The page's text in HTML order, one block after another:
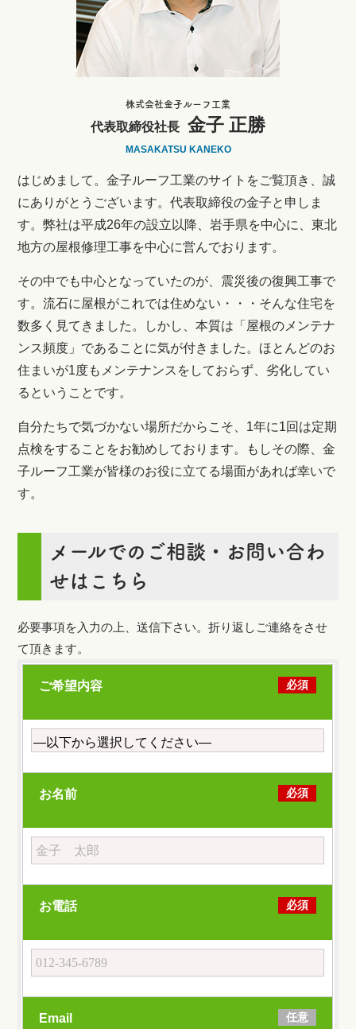
株式会社金子ルーフ工業
代表取締役社長 金子 正勝
MASAKATSU KANEKO
はじめまして。金子ルーフ工業のサイトをご覧頂き、誠
にありがとうございます。代表取締役の金子と申しま
す。弊社は平成26年の設立以降、岩手県を中心に、東北
地方の屋根修理工事を中心に営んでおります。
その中でも中心となっていたのが、震災後の復興工事で
す。流石に屋根がこれでは住めない・・・そんな住宅を
数多く見てきました。しかし、本質は「屋根のメンテナ
ンス頻度」であることに気が付きました。ほとんどのお
住まいが1度もメンテナンスをしておらず、劣化してい
るということです。
自分たちで気づかない場所だからこそ、1年に1回は定期
点検をすることをお勧めしております。もしその際、金
子ルーフ工業が皆様のお役に立てる場面があれば幸いで
す。
メールでのご相談・お問い合わ
せはこちら
必要事項を入力の上、送信下さい。折り返しご連絡をさせ
て頂きます。
ご希望内容 必須
お名前 必須
お電話 必須
Email 任意